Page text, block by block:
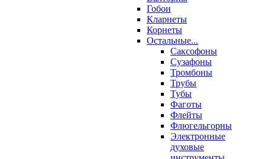
Гобои
Кларнеты
Корнеты
Остальные...
Саксофоны
Сузафоны
Тромбоны
Трубы
Тубы
Фаготы
Флейты
Флюгельгорны
Электронные
духовые